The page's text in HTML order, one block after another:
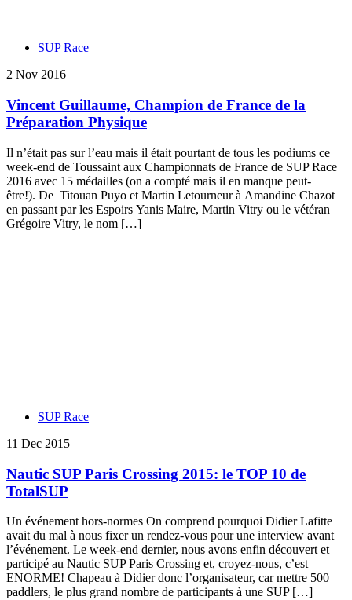
SUP Race
2 Nov 2016
Vincent Guillaume, Champion de France de la
Préparation Physique
Il n’était pas sur l’eau mais il était pourtant de tous les podiums ce
week-end de Toussaint aux Championnats de France de SUP Race
2016 avec 15 médailles (on a compté mais il en manque peut-
être!). De Titouan Puyo et Martin Letourneur à Amandine Chazot
en passant par les Espoirs Yanis Maire, Martin Vitry ou le vétéran
Grégoire Vitry, le nom […]
SUP Race
11 Dec 2015
Nautic SUP Paris Crossing 2015: le TOP 10 de
TotalSUP
Un événement hors-normes On comprend pourquoi Didier Lafitte
avait du mal à nous fixer un rendez-vous pour une interview avant
l’événement. Le week-end dernier, nous avons enfin découvert et
participé au Nautic SUP Paris Crossing et, croyez-nous, c’est
ENORME! Chapeau à Didier donc l’organisateur, car mettre 500
paddlers, le plus grand nombre de participants à une SUP […]